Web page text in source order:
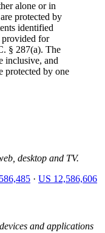
alone or in
protected by
identified
provided for
§ 287(a). The
inclusive, and
protected by one
desktop and TV.
· US 12,586,606
and applications